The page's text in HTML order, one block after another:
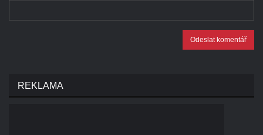
Odeslat komentář
REKLAMA